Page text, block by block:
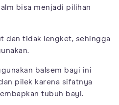
bisa menjadi pilihan
dan tidak lengket, sehingga
balsem bayi ini
pilek karena sifatnya
tubuh bayi.